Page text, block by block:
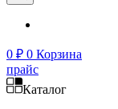
0 ₽ 0 Корзина
прайс
Каталог